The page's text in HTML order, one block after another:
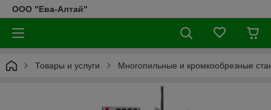
ООО "Ева-Алтай"
Товары и услуги Многопильные и кромкообрезные